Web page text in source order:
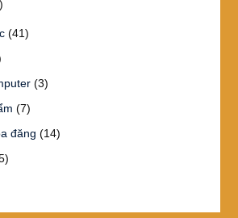
(41)
(3)
(7)
đăng (14)